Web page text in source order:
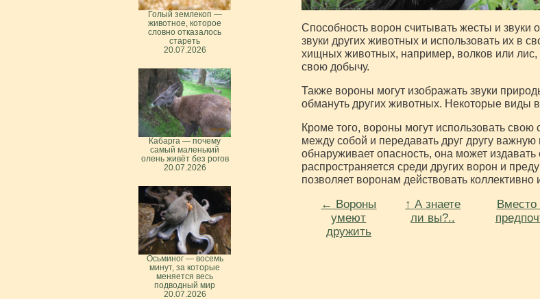
Способность ворон считывать жесты и
звуки других животных и использовать их в
хищных животных, например, волков или лис,
свою добычу.
Также вороны могут изображать звуки
обмануть других животных. Некоторые виды
Кроме того, вороны могут использовать
между собой и передавать друг другу
обнаруживает опасность, она может
распространяется среди других ворон и
позволяет воронам действовать
← Вороны
умеют
дружить
↑ А знаете
ли вы?..
Вместо
Голый землекоп —
животное, которое
словно отказалось
стареть
20.07.2026
Кабарга — почему
самый маленький
олень живёт без рогов
20.07.2026
Осьминог — восемь
минут, за которые
меняется весь
подводный мир
20.07.2026